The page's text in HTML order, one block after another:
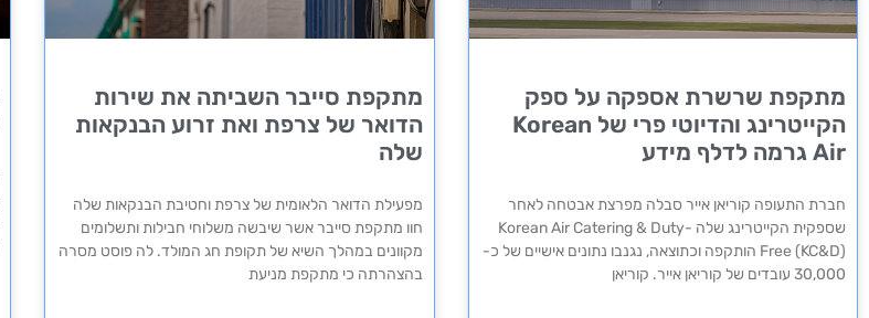
מתקפת שרשרת אספקה על ספק
הקייטרינג והדיוטי פרי של Korean
Air גרמה לדלף מידע
חברת התעופה קוריאן אייר סבלה מפרצת אבטחה לאחר
שספקית הקייטרינג שלה Korean Air Catering & Duty-
Free (KC&D) הותקפה וכתוצאה, נגנבו נתונים אישיים של כ-
30,000 עובדים של קוריאן אייר. קוריאן
מתקפת סייבר השביתה את שירות
הדואר של צרפת ואת זרוע הבנקאות
שלה
מפעילת הדואר הלאומית של צרפת וחטיבת הבנקאות שלה
חוו מתקפת סייבר אשר שיבשה משלוחי חבילות ותשלומים
מקוונים במהלך השיא של תקופת חג המולד. לה פוסט מסרה
בהצהרתה כי מתקפת מניעת